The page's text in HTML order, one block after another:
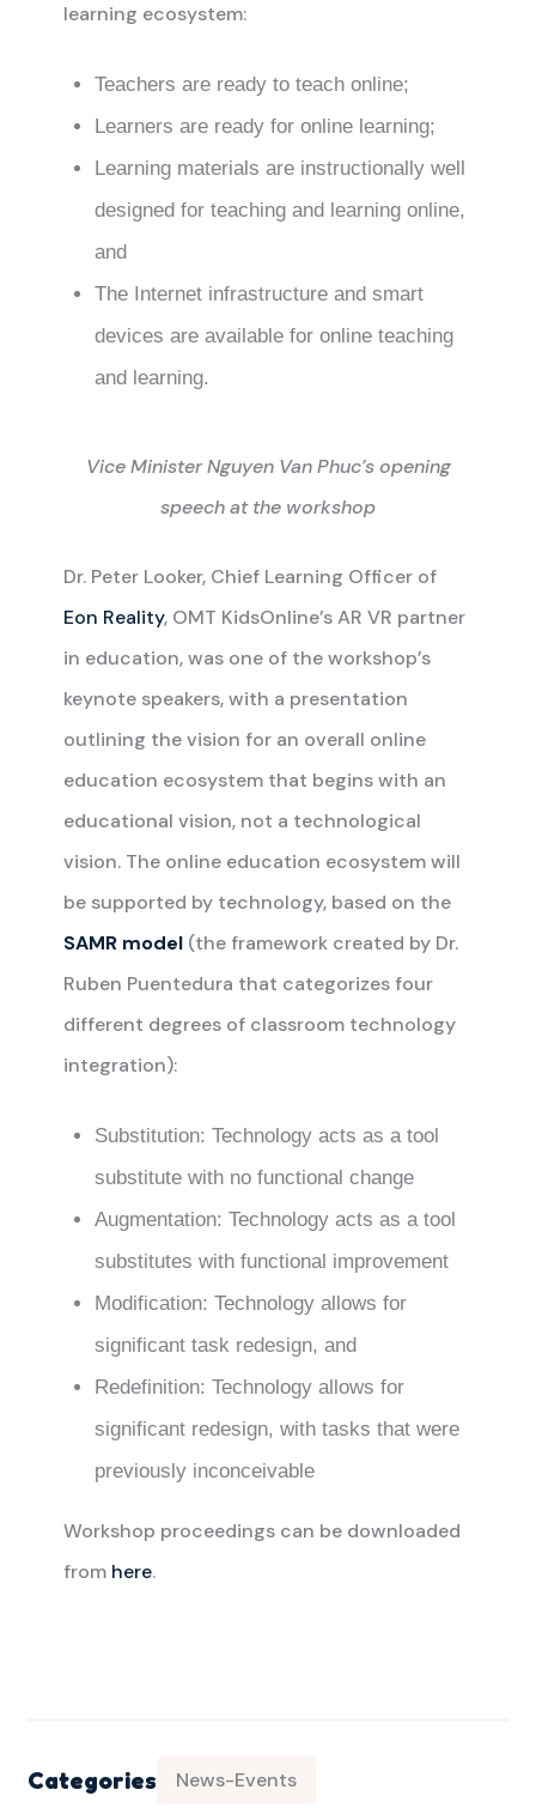
learning ecosystem:
Teachers are ready to teach online;
Learners are ready for online learning;
Learning materials are instructionally well
designed for teaching and learning online,
and
The Internet infrastructure and smart
devices are available for online teaching
and learning.
Vice Minister Nguyen Van Phuc’s opening
speech at the workshop
Dr. Peter Looker, Chief Learning Officer of
Eon Reality, OMT KidsOnline’s AR VR partner
in education, was one of the workshop’s
keynote speakers, with a presentation
outlining the vision for an overall online
education ecosystem that begins with an
educational vision, not a technological
vision. The online education ecosystem will
be supported by technology, based on the
SAMR model (the framework created by Dr.
Ruben Puentedura that categorizes four
different degrees of classroom technology
integration):
Substitution: Technology acts as a tool
substitute with no functional change
Augmentation: Technology acts as a tool
substitutes with functional improvement
Modification: Technology allows for
significant task redesign, and
Redefinition: Technology allows for
significant redesign, with tasks that were
previously inconceivable
Workshop proceedings can be downloaded
from here.
Categories News-Events